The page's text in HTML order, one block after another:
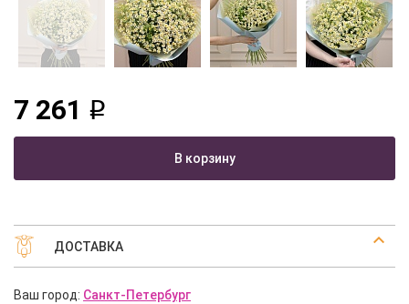
7 261 q
В корзину
ДОСТАВКА
Ваш город: Санкт-Петербург